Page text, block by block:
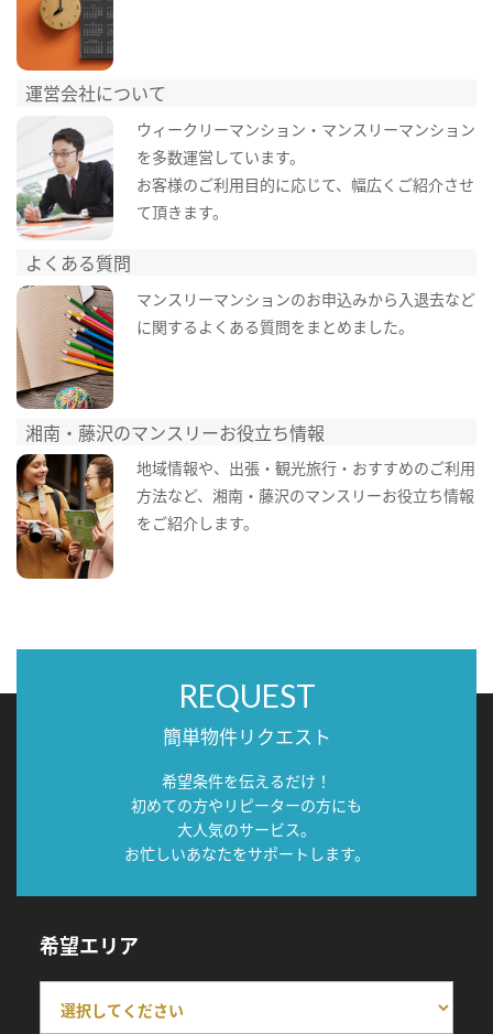
運営会社について
ウィークリーマンション・マンスリーマンション
を多数運営しています。
お客様のご利用目的に応じて、幅広くご紹介させ
て頂きます。
よくある質問
マンスリーマンションのお申込みから入退去など
に関するよくある質問をまとめました。
湘南・藤沢のマンスリーお役立ち情報
地域情報や、出張・観光旅行・おすすめのご利用
方法など、湘南・藤沢のマンスリーお役立ち情報
をご紹介します。
REQUEST
簡単物件リクエスト
希望条件を伝えるだけ！
初めての方やリピーターの方にも
大人気のサービス。
お忙しいあなたをサポートします。
希望エリア